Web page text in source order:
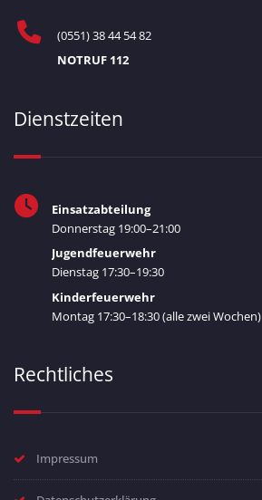
(0551) 38 44 54 82
NOTRUF 112
Dienstzeiten
Einsatzabteilung
Donnerstag 19:00–21:00
Jugendfeuerwehr
Dienstag 17:30–19:30
Kinderfeuerwehr
Montag 17:30–18:30 (alle zwei Wochen)
Rechtliches
Impressum